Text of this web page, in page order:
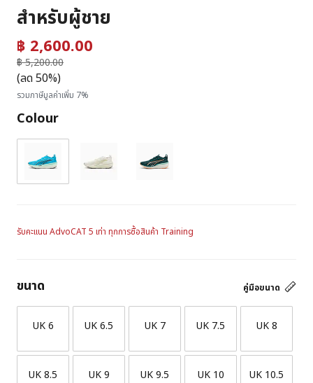
สำหรับผู้ชาย
฿ 2,600.00
฿ 5,200.00
ถึง
(ลด 50%)
รวมภาษีมูลค่าเพิ่ม 7%
Colour
รับคะแนน AdvoCAT 5 เท่า ทุกการซื้อสินค้า Training
คู่มือขนาด
ขนาด
UK 6 UK 6.5 UK 7 UK 7.5 UK 8
UK 8.5 UK 9 UK 9.5 UK 10 UK 10.5